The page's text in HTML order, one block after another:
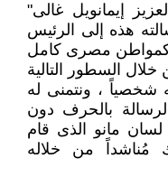
إيمانويل غالى"
هذه إلى الرئيس
كمواطن مصرى كامل
السطور التالية
شخصياً ، ونتمنى له
بالحرف دون
مانو الذى قام
مُناشداً من خلاله